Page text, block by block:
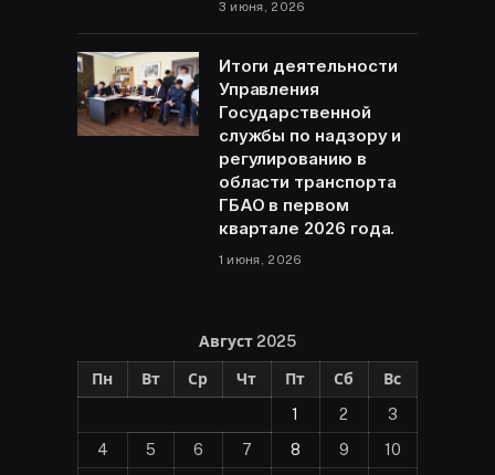
3 июня, 2026
Итоги деятельности
Управления
Государственной
службы по надзору и
регулированию в
области транспорта
ГБАО в первом
квартале 2026 года.
1 июня, 2026
Август 2025
Пн Вт Ср Чт Пт Сб
Вс
1
2
3
4
5 6 7 8 9
10